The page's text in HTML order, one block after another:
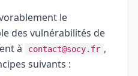
le
des vulnérabilités de
à
contact@socy.fr ,
suivants :